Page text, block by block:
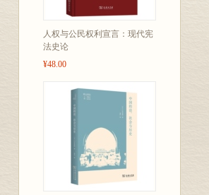
人权与公民权利宣言：现代宪
法史论
¥48.00